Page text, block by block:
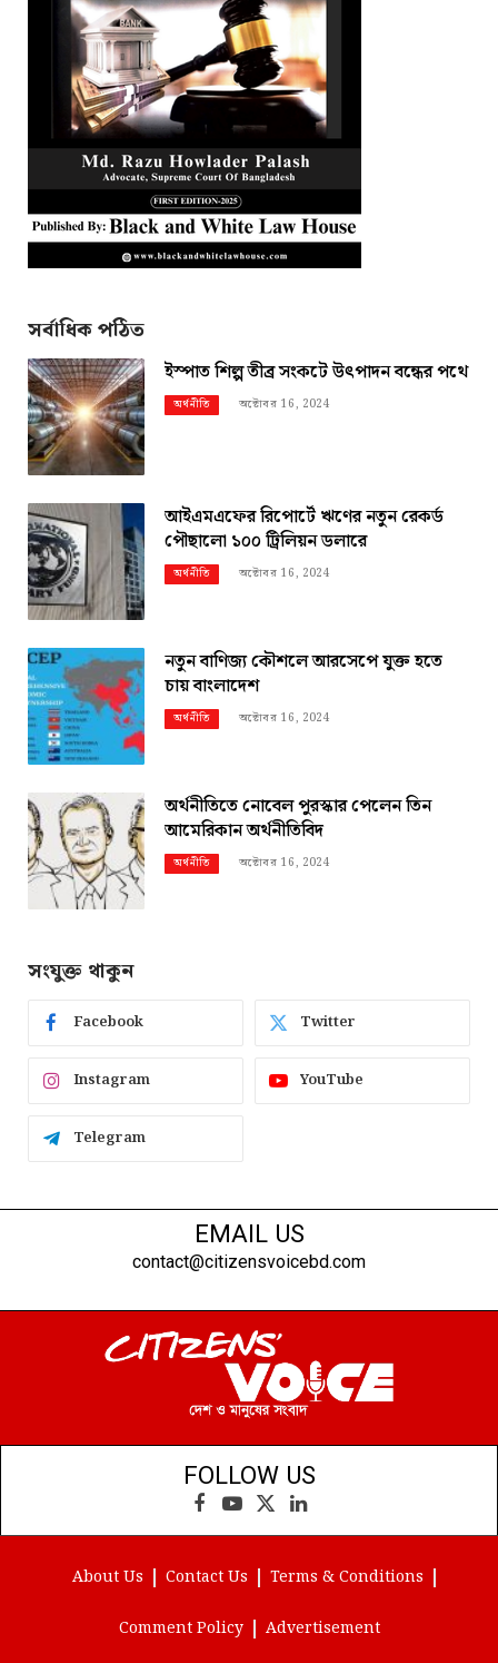
সর্বাধিক পঠিত
ইস্পাত শিল্প তীব্র সংকটে উৎপাদন বন্ধের পথে
অর্থনীতি অক্টোবর 16, 2024
আইএমএফের রিপোর্টে ঋণের নতুন রেকর্ড
পৌছালো ১০০ ট্রিলিয়ন ডলারে
অর্থনীতি অক্টোবর 16, 2024
নতুন বাণিজ্য কৌশলে আরসেপে যুক্ত হতে
চায় বাংলাদেশ
অর্থনীতি অক্টোবর 16, 2024
অর্থনীতিতে নোবেল পুরস্কার পেলেন তিন
আমেরিকান অর্থনীতিবিদ
অর্থনীতি অক্টোবর 16, 2024
সংযুক্ত থাকুন
Facebook Twitter
Instagram YouTube
Telegram
EMAIL US
contact@citizensvoicebd.com
FOLLOW US
Facebook
YouTube
X
(Twitter)
LinkedIn
About Us Contact Us Terms & Conditions
Comment Policy Advertisement